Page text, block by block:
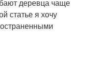
деревца чаще
статье я хочу